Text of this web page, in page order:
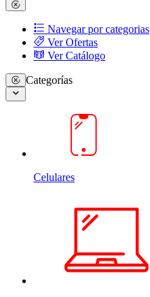
Navegar por categorias
Ver Ofertas
Ver Catálogo
Categorías
Celulares